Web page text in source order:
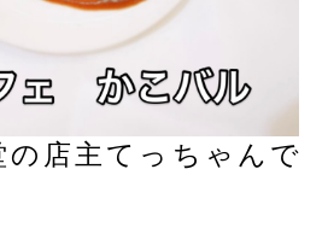
の店主てっちゃんで